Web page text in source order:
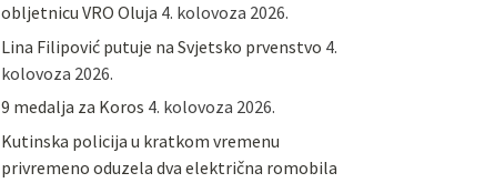
obljetnicu VRO Oluja 4. kolovoza 2026.
Lina Filipović putuje na Svjetsko prvenstvo 4.
kolovoza 2026.
9 medalja za Koros 4. kolovoza 2026.
Kutinska policija u kratkom vremenu
privremeno oduzela dva električna romobila